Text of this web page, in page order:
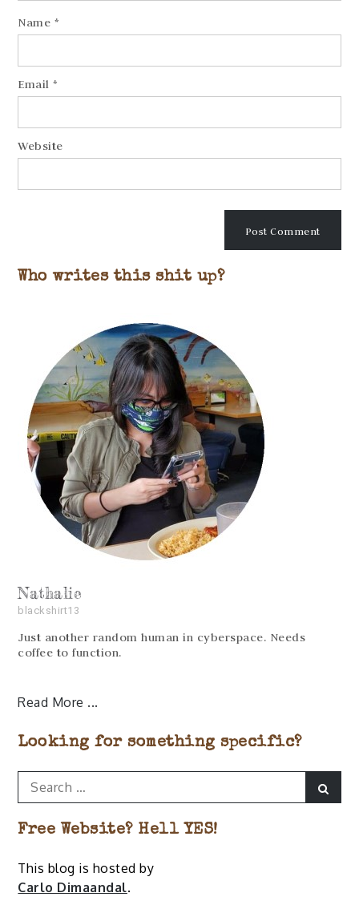
Name *
Email*
Website
Who writes this shit up?
Nathalie
blackshirt13
Just another random human in cyberspace. Needs
coffee to function.
Read More
Looking for something specific?
Search
for:
Free Website? Hell YES!
This blog is hosted by
Carlo Dimaandal.